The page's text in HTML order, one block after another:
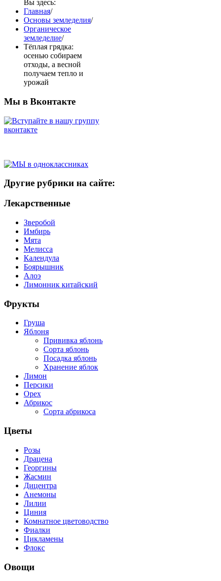
Вы здесь:
Главная/
Основы земледелия/
Органическое
земледелие/
Тёплая грядка:
осенью собираем
отходы, а весной
получаем тепло и
урожай
Мы в Вконтакте
Другие рубрики на сайте:
Лекарственные
Зверобой
Имбирь
Мята
Мелисса
Календула
Боярышник
Алоэ
Лимонник китайский
Фрукты
Груша
Яблоня
Прививка яблонь
Сорта яблонь
Посадка яблонь
Хранение яблок
Лимон
Персики
Орех
Абрикос
Сорта абрикоса
Цветы
Розы
Драцена
Георгины
Жасмин
Дицентра
Анемоны
Лилии
Циния
Комнатное цветоводство
Фиалки
Цикламены
Флокс
Овощи